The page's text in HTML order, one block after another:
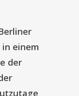
einem
der